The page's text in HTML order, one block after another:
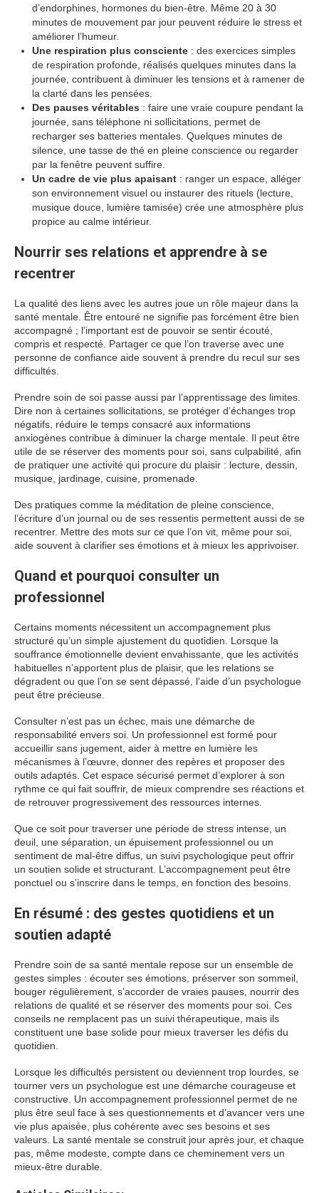
d’endorphines, hormones du bien-être. Même 20 à 30
minutes de mouvement par jour peuvent réduire le stress et
améliorer l’humeur.
Une respiration plus consciente : des exercices simples
de respiration profonde, réalisés quelques minutes dans la
journée, contribuent à diminuer les tensions et à ramener de
la clarté dans les pensées.
Des pauses véritables : faire une vraie coupure pendant la
journée, sans téléphone ni sollicitations, permet de
recharger ses batteries mentales. Quelques minutes de
silence, une tasse de thé en pleine conscience ou regarder
par la fenêtre peuvent suffire.
Un cadre de vie plus apaisant : ranger un espace, alléger
son environnement visuel ou instaurer des rituels (lecture,
musique douce, lumière tamisée) crée une atmosphère plus
propice au calme intérieur.
Nourrir ses relations et apprendre à se
recentrer
La qualité des liens avec les autres joue un rôle majeur dans la
santé mentale. Être entouré ne signifie pas forcément être bien
accompagné ; l’important est de pouvoir se sentir écouté,
compris et respecté. Partager ce que l’on traverse avec une
personne de confiance aide souvent à prendre du recul sur ses
difficultés.
Prendre soin de soi passe aussi par l’apprentissage des limites.
Dire non à certaines sollicitations, se protéger d’échanges trop
négatifs, réduire le temps consacré aux informations
anxiogènes contribue à diminuer la charge mentale. Il peut être
utile de se réserver des moments pour soi, sans culpabilité, afin
de pratiquer une activité qui procure du plaisir : lecture, dessin,
musique, jardinage, cuisine, promenade.
Des pratiques comme la méditation de pleine conscience,
l’écriture d’un journal ou de ses ressentis permettent aussi de se
recentrer. Mettre des mots sur ce que l’on vit, même pour soi,
aide souvent à clarifier ses émotions et à mieux les apprivoiser.
Quand et pourquoi consulter un
professionnel
Certains moments nécessitent un accompagnement plus
structuré qu’un simple ajustement du quotidien. Lorsque la
souffrance émotionnelle devient envahissante, que les activités
habituelles n’apportent plus de plaisir, que les relations se
dégradent ou que l’on se sent dépassé, l’aide d’un psychologue
peut être précieuse.
Consulter n’est pas un échec, mais une démarche de
responsabilité envers soi. Un professionnel est formé pour
accueillir sans jugement, aider à mettre en lumière les
mécanismes à l’œuvre, donner des repères et proposer des
outils adaptés. Cet espace sécurisé permet d’explorer à son
rythme ce qui fait souffrir, de mieux comprendre ses réactions et
de retrouver progressivement des ressources internes.
Que ce soit pour traverser une période de stress intense, un
deuil, une séparation, un épuisement professionnel ou un
sentiment de mal-être diffus, un suivi psychologique peut offrir
un soutien solide et structurant. L’accompagnement peut être
ponctuel ou s’inscrire dans le temps, en fonction des besoins.
En résumé : des gestes quotidiens et un
soutien adapté
Prendre soin de sa santé mentale repose sur un ensemble de
gestes simples : écouter ses émotions, préserver son sommeil,
bouger régulièrement, s’accorder de vraies pauses, nourrir des
relations de qualité et se réserver des moments pour soi. Ces
conseils ne remplacent pas un suivi thérapeutique, mais ils
constituent une base solide pour mieux traverser les défis du
quotidien.
Lorsque les difficultés persistent ou deviennent trop lourdes, se
tourner vers un psychologue est une démarche courageuse et
constructive. Un accompagnement professionnel permet de ne
plus être seul face à ses questionnements et d’avancer vers une
vie plus apaisée, plus cohérente avec ses besoins et ses
valeurs. La santé mentale se construit jour après jour, et chaque
pas, même modeste, compte dans ce cheminement vers un
mieux-être durable.